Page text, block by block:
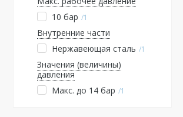
10 бар
1
Внутренние части
Нержавеющая сталь
1
Значения (величины)
давления
Макс. до 14 бар
1